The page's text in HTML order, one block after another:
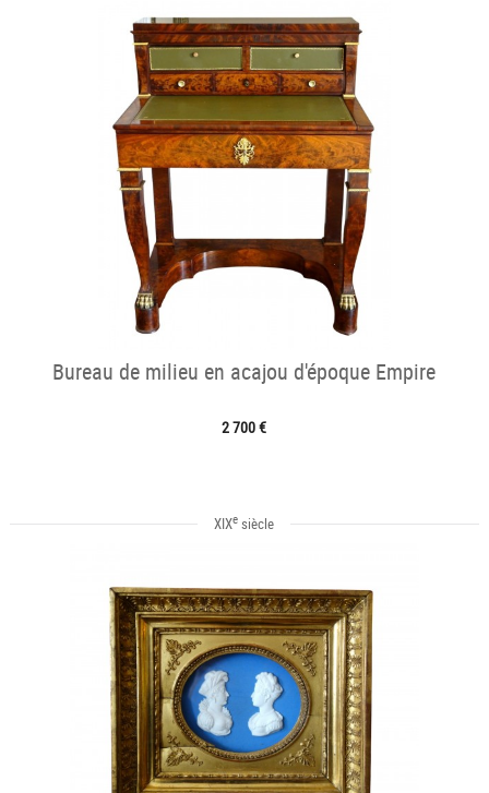
Bureau de milieu en acajou d'époque Empire
2 700 €
XIXe siècle